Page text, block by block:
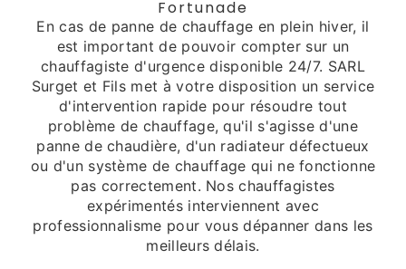
Fortunade
En cas de panne de chauffage en plein hiver, il
est important de pouvoir compter sur un
chauffagiste d'urgence disponible 24/7. SARL
Surget et Fils met à votre disposition un service
d'intervention rapide pour résoudre tout
problème de chauffage, qu'il s'agisse d'une
panne de chaudière, d'un radiateur défectueux
ou d'un système de chauffage qui ne fonctionne
pas correctement. Nos chauffagistes
expérimentés interviennent avec
professionnalisme pour vous dépanner dans les
meilleurs délais.